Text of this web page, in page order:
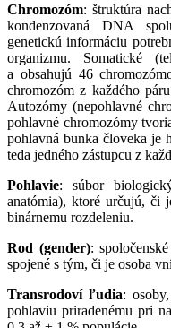
Chromozóm: štruktúra
kondenzovaná DNA
genetickú informáciu
organizmu. Somatické
a obsahujú 46
chromozóm z každého
Autozómy (nepohlavné
pohlavné chromozómy
pohlavná bunka človeka je
teda jedného zástupcu z
Pohlavie: súbor
anatómia), ktoré určujú, či
binárnemu rozdeleniu.
Rod (gender):
spojené s tým, či je osoba
Transrodoví ľudia:
pohlaviu priradenému pri